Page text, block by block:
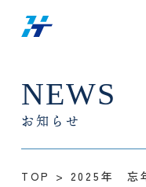
NEWS
お知らせ
TOP > 2025年 忘